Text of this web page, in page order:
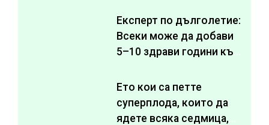
Експерт по дълголетие:
Всеки може да добави
5–10 здрави години към
Ето кои са петте
суперплода, които да
ядете всяка седмица,